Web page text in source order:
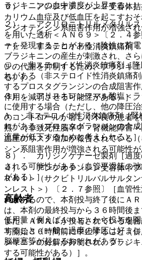
６）． アンジオテンシン２受容体拮
カリウム血症及び低血圧を起こすお
ンジオテンシン系阻害作用が増強さ
７）． 非ステロイド性消炎鎮痛剤：
@． 非ステロイド性消炎鎮痛剤［降
れがある（非ステロイド性消炎鎮痛
するプロスタグランジンの合成阻害
作用を減弱させる可能性がある）］。
A． 非ステロイド性消炎鎮痛剤［腎
れがある（プロスタグランジンの合
流量が低下するためと考えられる）］
８）． カリジノゲナーゼ製剤［過度
される可能性がある（血管平滑筋の
がある）］。
高齢者
低用量（例えば１ｍｇ）から投与を
すること（一般に過度の降圧は好ま
脳梗塞等が起こるおそれがある）。
ラジキニンの血中濃度が上昇する）
２）． アクリロニトリルメタリル
を用いた透析＜ＡＮ６９＞〔２．４
ーを発現することがある（陰性に荷
ブラジキニンの産生が刺激され、さ
ンの代謝を抑制するため、ブラジキ
る）］。
３）． アリスキレンフマル酸塩＜
に使用する場合（ただし、他の降圧
のコントロールが著しく不良の患者
照〕［非致死性脳卒中・腎機能障害
血圧のリスク増加が報告されている
シン系阻害作用が増強される可能性が
４）． アンジオテンシン受容体ネ
ＲＮＩ＞（サクビトリルバルサルタ
ンレスト＞）〔２．７参照〕［血管
れがあるので、本剤投与終了後にＡ
は、本剤の最終投与から３６時間後ま
また、ＡＲＮＩが投与されている場
与開始３６時間前に中止すること（
ジキニンの分解が抑制され、ブラジ
する可能性がある）］。